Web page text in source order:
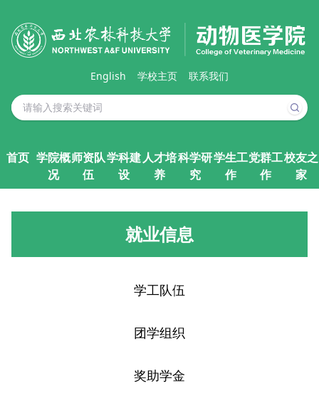
English 学校主页 联系我们
首页 学院概
况
师资队
伍
学科建
设
人才培
养
科学研
究
学生工
作
党群工
作
校友之
家
就业信息
学工队伍
团学组织
奖助学金